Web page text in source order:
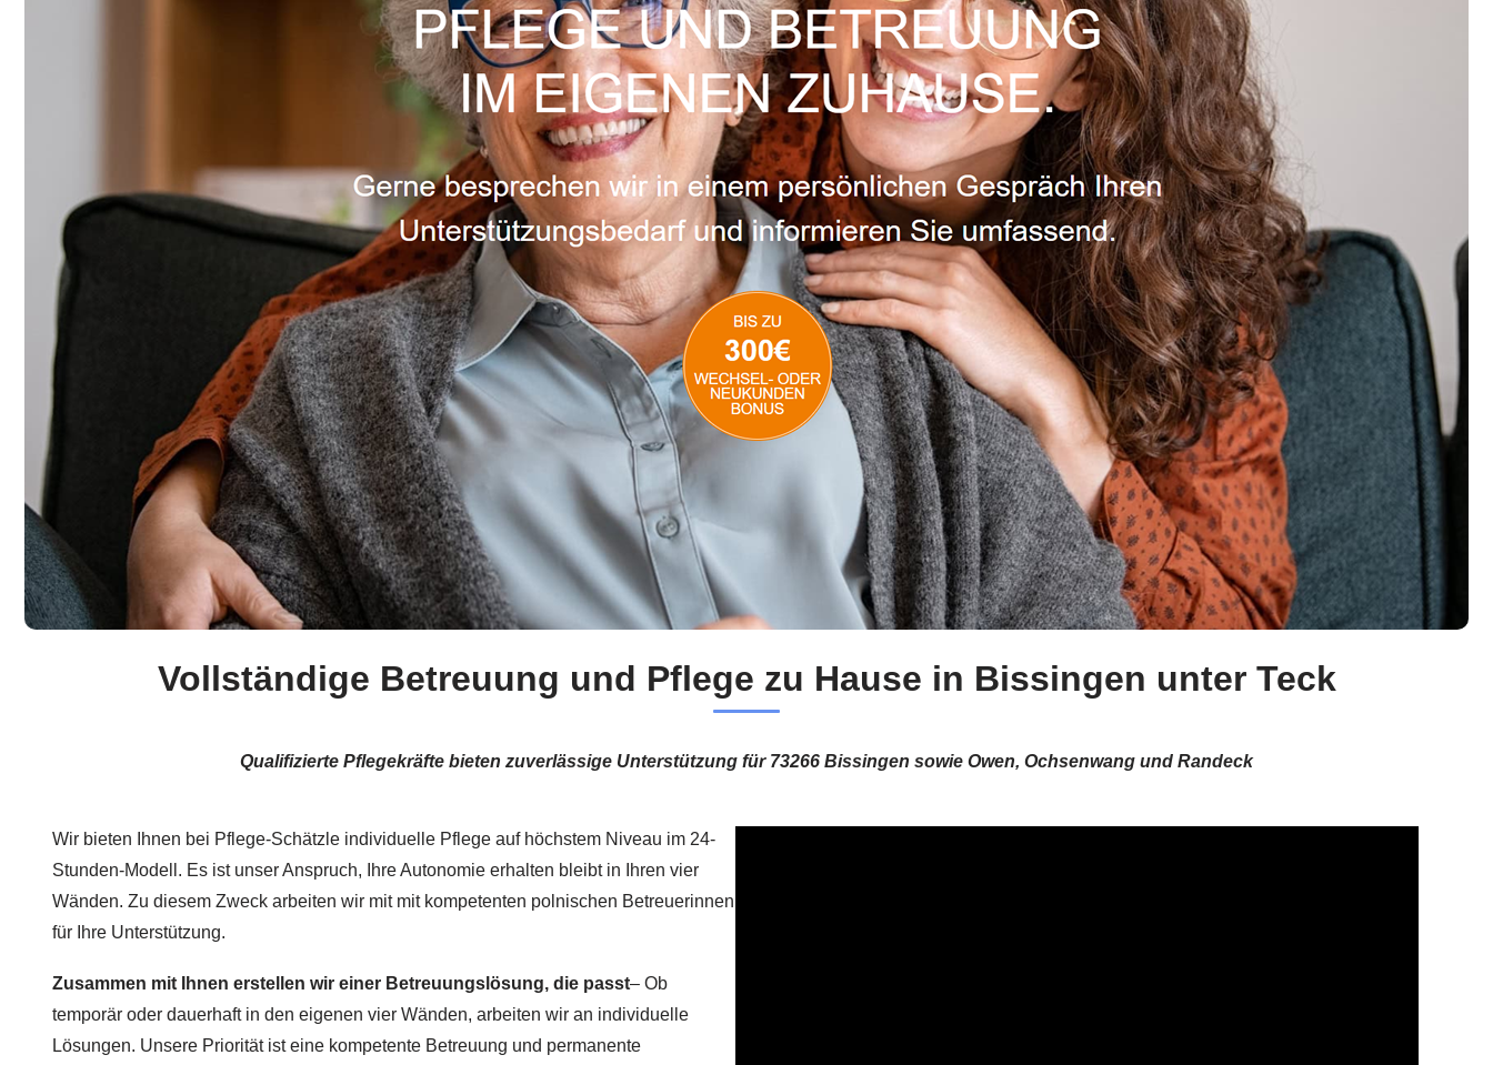
Vollständige Betreuung und Pflege zu Hause in Bissingen unter Teck
Qualifizierte Pflegekräfte bieten zuverlässige Unterstützung für 73266 Bissingen sowie Owen, Ochsenwang und Randeck
Wir bieten Ihnen bei Pflege-Schätzle individuelle Pflege auf höchstem Niveau im 24-
Stunden-Modell. Es ist unser Anspruch, Ihre Autonomie erhalten bleibt in Ihren vier
Wänden. Zu diesem Zweck arbeiten wir mit mit kompetenten polnischen Betreuerinnen
für Ihre Unterstützung.
Zusammen mit Ihnen erstellen wir einer Betreuungslösung, die passt– Ob
temporär oder dauerhaft in den eigenen vier Wänden, arbeiten wir an individuelle
Lösungen. Unsere Priorität ist eine kompetente Betreuung und permanente